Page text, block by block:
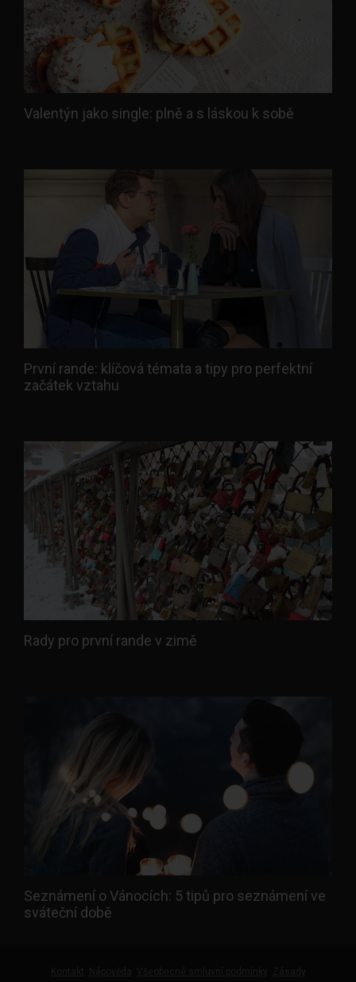
Valentýn jako single: plně a s láskou k sobě
První rande: klíčová témata a tipy pro perfektní
začátek vztahu
Rady pro první rande v zimě
Seznámení o Vánocích: 5 tipů pro seznámení ve
sváteční době